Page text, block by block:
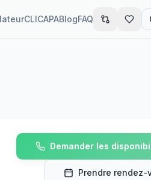
CLICAPABlogFAQ
Demander les
Prendre rendez-